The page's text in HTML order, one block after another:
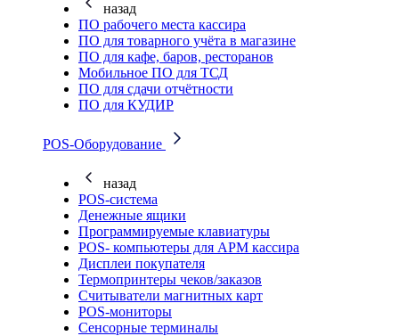
назад
ПО рабочего места кассира
ПО для товарного учёта в магазине
ПО для кафе, баров, ресторанов
Мобильное ПО для ТСД
ПО для сдачи отчётности
ПО для КУДИР
POS-Оборудование
назад
POS-система
Денежные ящики
Программируемые клавиатуры
POS- компьютеры для АРМ кассира
Дисплеи покупателя
Термопринтеры чеков/заказов
Считыватели магнитных карт
POS-мониторы
Сенсорные терминалы